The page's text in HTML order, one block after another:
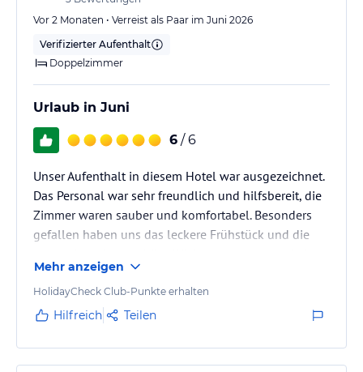
HAUPT RESTAURANT (425 M2 )
THEMA : INTERNATIONAL
LAGE : ERDGESCHOSS
BUFFET FORM : FRUEHSTUECK,MITTAGESSEN,ABENDESSEN
MITTAGESSEN : 12:30-14:00
KAFFEE-KUCHEN ZEIT : 16:00-17:00
ABENDESSEN : 19:00-21:00
RESTAURANT (100 M2 )
THEMA : MEDITERRAN KUECHE
LAGE : LOBBY BEREICH
BEDIENUNG ZEIT : 19:00-21:00 OTTOMAN A'LA CARTE
RESTAURANT (100 M2 )
THEMA : OTTOMAN KUECHE
BEDIENUNG ZEIT : 19:00-21:00
THEMA : INTERNATIONAL
LAGE : LOBBY BEREICH
Vor 2 Monaten • Verreist als Paar im Juni 2026
Verifizierter Aufenthalt
Doppelzimmer
Urlaub in Juni
6 / 6
Unser Aufenthalt in diesem Hotel war ausgezeichnet.
Das Personal war sehr freundlich und hilfsbereit, die
Zimmer waren sauber und komfortabel. Besonders
gefallen haben uns das leckere Frühstück und die
und können das Hotel uneingeschränkt
weiterempfehlen.
Mehr anzeigen
HolidayCheck Club-Punkte erhalten
Hilfreich Teilen